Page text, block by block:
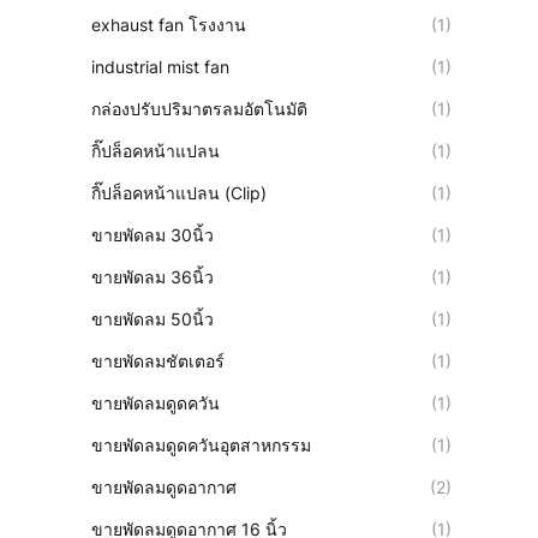
exhaust fan โรงงาน (1)
industrial mist fan (1)
กล่องปรับปริมาตรลมอัตโนมัติ (1)
กิ๊ปล็อคหน้าแปลน (1)
กิ๊ปล็อคหน้าแปลน (Clip) (1)
ขายพัดลม 30นิ้ว (1)
ขายพัดลม 36นิ้ว (1)
ขายพัดลม 50นิ้ว (1)
ขายพัดลมชัตเตอร์ (1)
ขายพัดลมดูดควัน (1)
ขายพัดลมดูดควันอุตสาหกรรม (1)
ขายพัดลมดูดอากาศ (2)
ขายพัดลมดูดอากาศ 16 นิ้ว (1)